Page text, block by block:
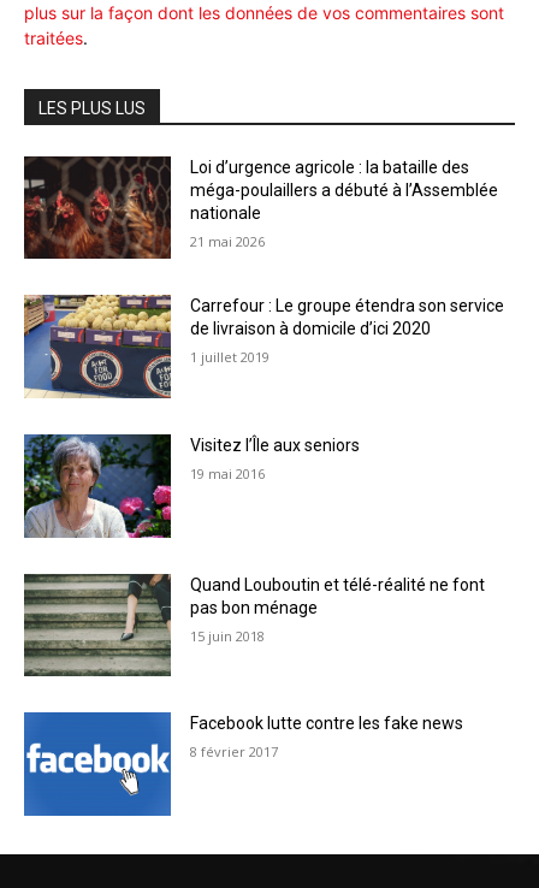
plus sur la façon dont les données de vos commentaires sont
traitées.
LES PLUS LUS
Loi d’urgence agricole : la bataille des
méga-poulaillers a débuté à l’Assemblée
nationale
21 mai 2026
Carrefour : Le groupe étendra son service
de livraison à domicile d’ici 2020
1 juillet 2019
Visitez l’Île aux seniors
19 mai 2016
Quand Louboutin et télé-réalité ne font
pas bon ménage
15 juin 2018
Facebook lutte contre les fake news
8 février 2017